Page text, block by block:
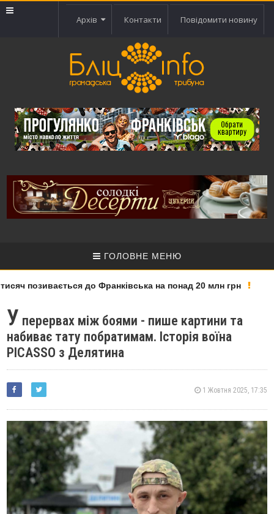
Архів Контакти Повідомити новину
ГОЛОВНЕ МЕНЮ
позивається до Франківська на понад 20 млн грн
У перервах між боями - пише картини та
набиває тату побратимам. Історія воїна
PICASSO з Делятина
1 Жовтня 2025, 17:35